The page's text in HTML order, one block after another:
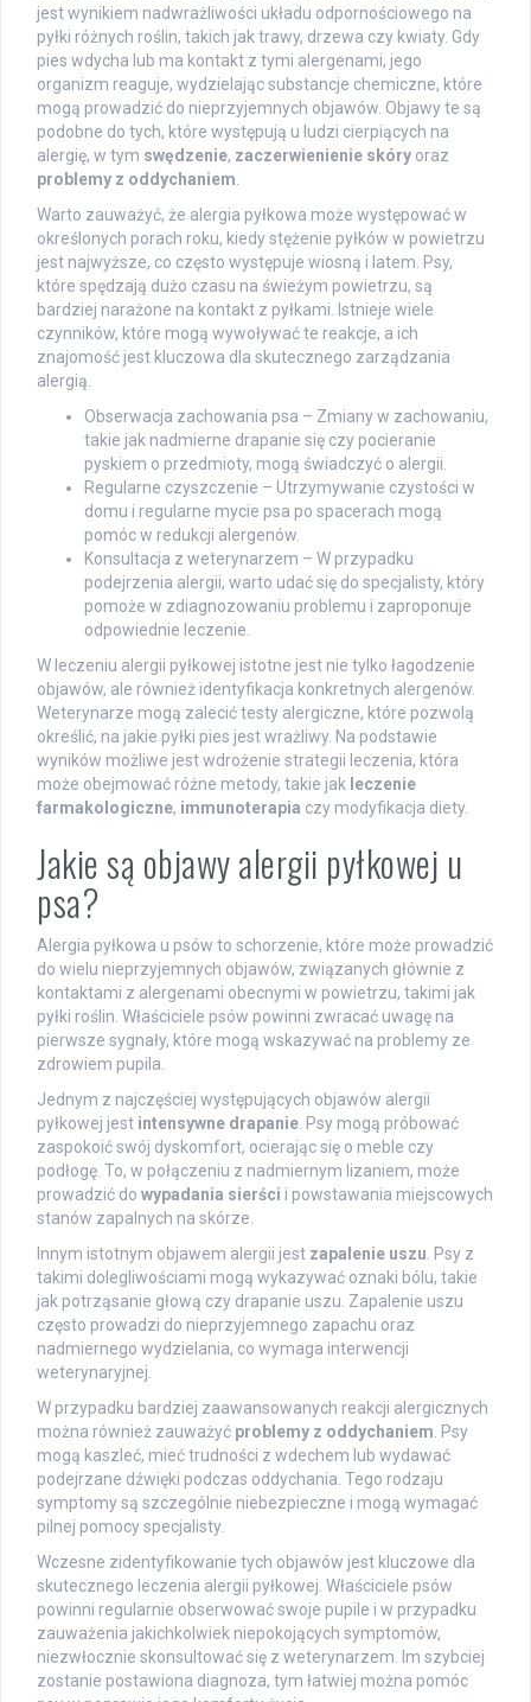
jest wynikiem nadwrażliwości układu odpornościowego na
pyłki różnych roślin, takich jak trawy, drzewa czy kwiaty. Gdy
pies wdycha lub ma kontakt z tymi alergenami, jego
organizm reaguje, wydzielając substancje chemiczne, które
mogą prowadzić do nieprzyjemnych objawów. Objawy te są
podobne do tych, które występują u ludzi cierpiących na
alergię, w tym swędzenie, zaczerwienienie skóry oraz
problemy z oddychaniem
Warto zauważyć, że alergia pyłkowa może występować w
określonych porach roku, kiedy stężenie pyłków w powietrzu
jest najwyższe, co często występuje wiosną i latem. Psy,
które spędzają dużo czasu na świeżym powietrzu, są
bardziej narażone na kontakt z pyłkami. Istnieje wiele
czynników, które mogą wywoływać te reakcje, a ich
znajomość jest kluczowa dla skutecznego zarządzania
alergią.
Obserwacja zachowania psa – Zmiany w zachowaniu,
takie jak nadmierne drapanie się czy pocieranie
pyskiem o przedmioty, mogą świadczyć o alergii.
Regularne czyszczenie – Utrzymywanie czystości w
domu i regularne mycie psa po spacerach mogą
pomóc w redukcji alergenów.
Konsultacja z weterynarzem – W przypadku
podejrzenia alergii, warto udać się do specjalisty, który
pomoże w zdiagnozowaniu problemu i zaproponuje
odpowiednie leczenie.
W leczeniu alergii pyłkowej istotne jest nie tylko łagodzenie
objawów, ale również identyfikacja konkretnych alergenów.
Weterynarze mogą zalecić testy alergiczne, które pozwolą
określić, na jakie pyłki pies jest wrażliwy. Na podstawie
wyników możliwe jest wdrożenie strategii leczenia, która
może obejmować różne metody, takie jak leczenie
farmakologiczne, immunoterapia czy modyfikacja diety.
Jakie są objawy alergii pyłkowej u
psa?
Alergia pyłkowa u psów to schorzenie, które może prowadzić
do wielu nieprzyjemnych objawów, związanych głównie z
kontaktami z alergenami obecnymi w powietrzu, takimi jak
pyłki roślin. Właściciele psów powinni zwracać uwagę na
pierwsze sygnały, które mogą wskazywać na problemy ze
zdrowiem pupila.
Jednym z najczęściej występujących objawów alergii
pyłkowej jest intensywne drapanie . Psy mogą próbować
zaspokoić swój dyskomfort, ocierając się o meble czy
podłogę. To, w połączeniu z nadmiernym lizaniem, może
prowadzić do wypadania sierści i powstawania miejscowych
stanów zapalnych na skórze.
Innym istotnym objawem alergii jest zapalenie uszu . Psy z
takimi dolegliwościami mogą wykazywać oznaki bólu, takie
jak potrząsanie głową czy drapanie uszu. Zapalenie uszu
często prowadzi do nieprzyjemnego zapachu oraz
nadmiernego wydzielania, co wymaga interwencji
weterynaryjnej.
W przypadku bardziej zaawansowanych reakcji alergicznych
można również zauważyć problemy z oddychaniem . Psy
mogą kaszleć, mieć trudności z wdechem lub wydawać
podejrzane dźwięki podczas oddychania. Tego rodzaju
symptomy są szczególnie niebezpieczne i mogą wymagać
pilnej pomocy specjalisty.
Wczesne zidentyfikowanie tych objawów jest kluczowe dla
skutecznego leczenia alergii pyłkowej. Właściciele psów
powinni regularnie obserwować swoje pupile i w przypadku
zauważenia jakichkolwiek niepokojących symptomów,
niezwłocznie skonsultować się z weterynarzem. Im szybciej
zostanie postawiona diagnoza, tym łatwiej można pomóc